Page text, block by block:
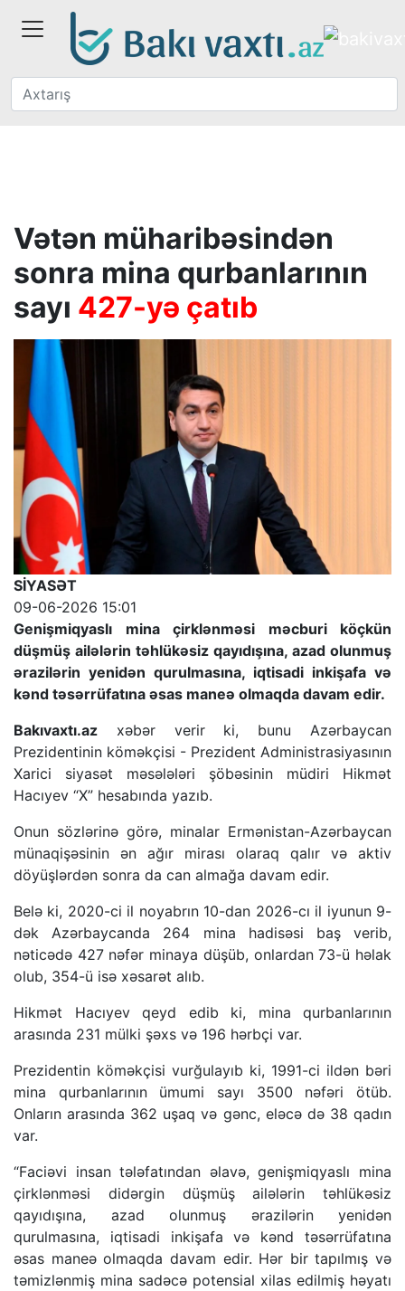
Vətən müharibəsindən
sonra mina qurbanlarının
sayı 427-yə çatıb
SİYASƏT
09-06-2026 15:01
Genişmiqyaslı mina çirklənməsi məcburi köçkün
düşmüş ailələrin təhlükəsiz qayıdışına, azad olunmuş
ərazilərin yenidən qurulmasına, iqtisadi inkişafa və
kənd təsərrüfatına əsas maneə olmaqda davam edir.
Bakıvaxtı.az xəbər verir ki, bunu Azərbaycan
Prezidentinin köməkçisi - Prezident Administrasiyasının
Xarici siyasət məsələləri şöbəsinin müdiri Hikmət
Hacıyev “X” hesabında yazıb.
Onun sözlərinə görə, minalar Ermənistan-Azərbaycan
münaqişəsinin ən ağır mirası olaraq qalır və aktiv
döyüşlərdən sonra da can almağa davam edir.
Belə ki, 2020-ci il noyabrın 10-dan 2026-cı il iyunun 9-
dək Azərbaycanda 264 mina hadisəsi baş verib,
nəticədə 427 nəfər minaya düşüb, onlardan 73-ü həlak
olub, 354-ü isə xəsarət alıb.
Hikmət Hacıyev qeyd edib ki, mina qurbanlarının
arasında 231 mülki şəxs və 196 hərbçi var.
Prezidentin köməkçisi vurğulayıb ki, 1991-ci ildən bəri
mina qurbanlarının ümumi sayı 3500 nəfəri ötüb.
Onların arasında 362 uşaq və gənc, eləcə də 38 qadın
var.
“Faciəvi insan tələfatından əlavə, genişmiqyaslı mina
çirklənməsi didərgin düşmüş ailələrin təhlükəsiz
qayıdışına, azad olunmuş ərazilərin yenidən
qurulmasına, iqtisadi inkişafa və kənd təsərrüfatına
əsas maneə olmaqda davam edir. Hər bir tapılmış və
təmizlənmiş mina sadəcə potensial xilas edilmiş həyatı